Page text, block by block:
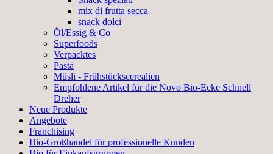
mix di frutta secca
snack dolci
Öl/Essig & Co
Superfoods
Verpacktes
Pasta
Müsli - Frühstückscerealien
Empfohlene Artikel für die Novo Bio-Ecke Schnell
Dreher
Neue Produkte
Angebote
Franchising
Bio-Großhandel für professionelle Kunden